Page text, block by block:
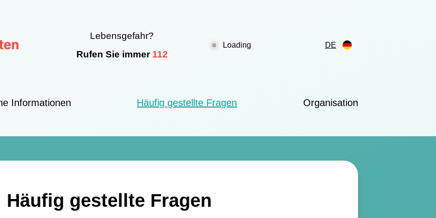
Lebensgefahr?
Rufen Sie immer 112
Loading DE
Informationen Häufig gestellte Fragen Organisation
Häufig gestellte Fragen